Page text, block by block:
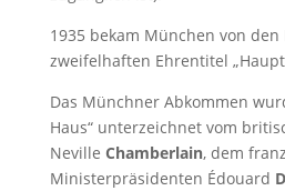
1935 bekam München von den
zweifelhaften Ehrentitel
Das Münchner Abkommen
Haus“ unterzeichnet vom
Neville Chamberlain, dem
Ministerpräsidenten Édouard